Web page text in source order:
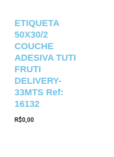
ETIQUETA
50X30/2
COUCHE
ADESIVA TUTI
FRUTI
DELIVERY-
33MTS Ref:
16132
R$0,00